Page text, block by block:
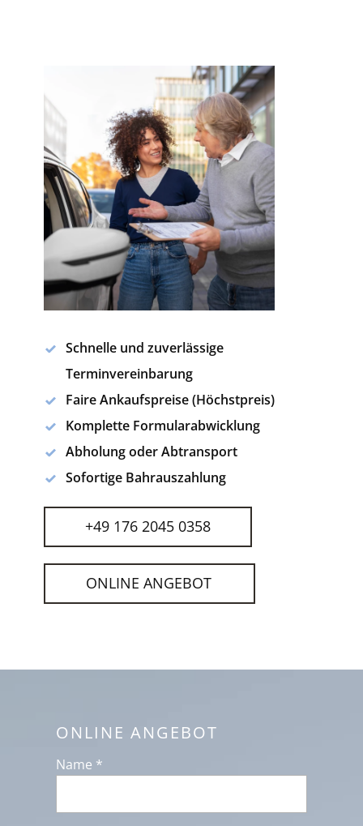
Schnelle und zuverlässige
Terminvereinbarung
Faire Ankaufspreise (Höchstpreis)
Komplette Formularabwicklung
Abholung oder Abtransport
Sofortige Bahrauszahlung
+49 176 2045 0358
ONLINE ANGEBOT
ONLINE ANGEBOT
Name *